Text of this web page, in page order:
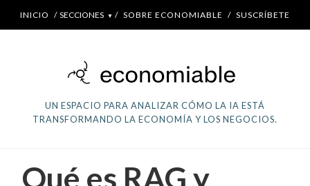
INICIO / SECCIONES ▼ / SOBRE ECONOMIABLE / SUSCRÍBETE
UN ESPACIO PARA ANALIZAR CÓMO LA IA ESTÁ
TRANSFORMANDO LA ECONOMÍA Y LOS NEGOCIOS.
Qué es RAG y